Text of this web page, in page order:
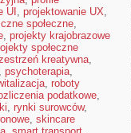
UI , projektowanie UX,
społeczne,
, projekty krajobrazowe
społeczne
kreatywna,
psychoterapia,
, roboty
podatkowe,
, rynki surowców,
, skincare